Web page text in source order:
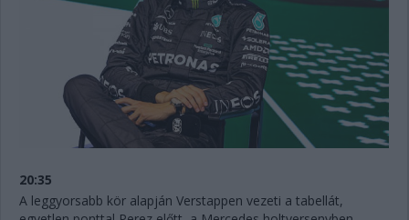
20:35
A leggyorsabb kör alapján Verstappen vezeti a tabellát,